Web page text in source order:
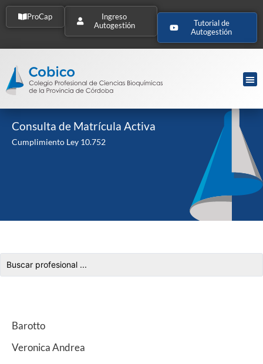
ProCap
Ingreso
Autogestión
Tutorial de
Autogestión
Consulta de Matrícula Activa
Cumplimiento Ley 10.752
Barotto
Veronica Andrea